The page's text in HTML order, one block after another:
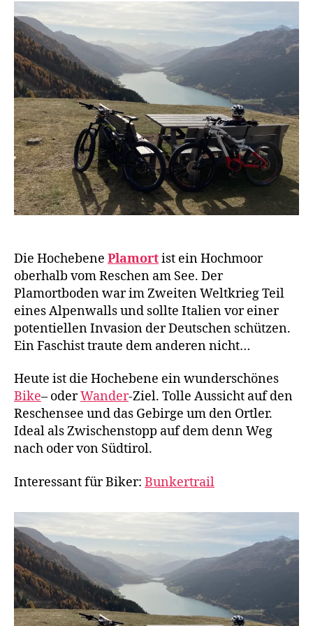
e
n
Die Hochebene Plamortist ein Hochmoor
oberhalb vom Reschen am See. Der
Plamortboden war im Zweiten Weltkrieg Teil
eines Alpenwalls und sollte Italien vor einer
potentiellen Invasion der Deutschen schützen.
Ein Faschist traute dem anderen nicht…
Heute ist die Hochebene ein wunderschönes
Bike– oderWander-Ziel. Tolle Aussicht auf den
Reschensee und das Gebirge um den Ortler.
Ideal als Zwischenstopp auf dem denn Weg
nach oder von Südtirol.
Interessant für Biker: Bunkertrail
Bi
k
e,
bi
k
e
hi
e,
e
M
T
It
ie
n
K
a
st
e
n
w